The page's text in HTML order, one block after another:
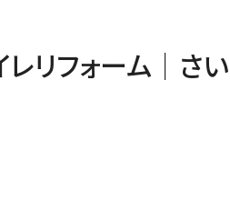
のリフォーム
リフォーム｜さ